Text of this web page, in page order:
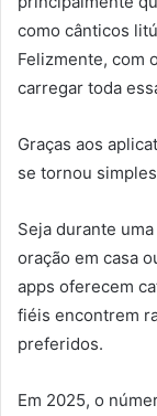
como cânticos
Felizmente, com
carregar toda
Graças aos
se tornou
Seja durante
oração em casa
apps oferecem
fiéis encontrem
preferidos.
Em 2025, o